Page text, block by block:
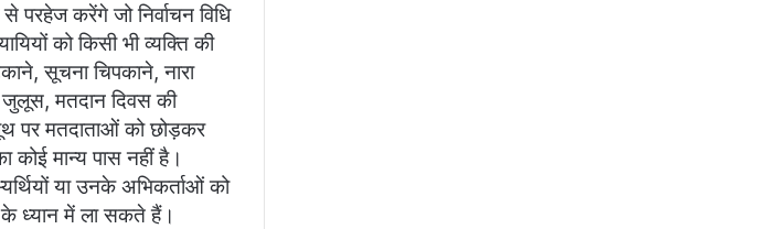
परहेज करेंगे जो निर्वाचन विधि
को किसी भी व्यक्ति की
सूचना चिपकाने, नारा
जुलूस, मतदान दिवस की
पर मतदाताओं को छोड़कर
कोई मान्य पास नहीं है।
या उनके अभिकर्ताओं को
के ध्यान में ला सकते हैं।